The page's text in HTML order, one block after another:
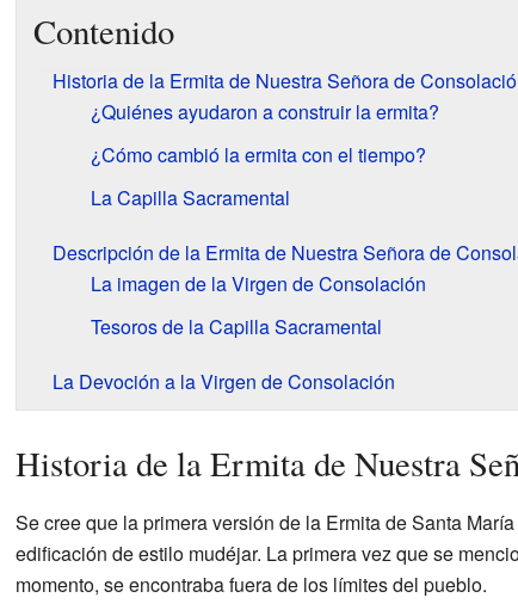
Contenido
Historia de la Ermita de Nuestra Señora de
¿Quiénes ayudaron a construir la ermita?
¿Cómo cambió la ermita con el tiempo?
La Capilla Sacramental
Descripción de la Ermita de Nuestra Señora de
La imagen de la Virgen de Consolación
Tesoros de la Capilla Sacramental
La Devoción a la Virgen de Consolación
Historia de la Ermita de Nuestra
Se cree que la primera versión de la Ermita de Santa
edificación de estilo mudéjar. La primera vez que se
momento, se encontraba fuera de los límites del pueblo.